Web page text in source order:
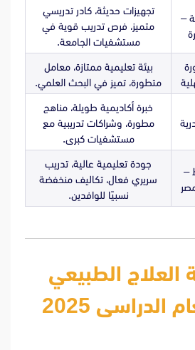
–
تجهيزات حديثة، كادر تدريسي
متميز، فرص تدريب قوية في
مستشفيات الجامعة.
بيئة تعليمية ممتازة، معامل
متطورة، تميز في البحث العلمي.
خبرة أكاديمية طويلة، مناهج
مطورة، وشراكات تدريبية مع
مستشفيات كبرى.
–
جودة تعليمية عالية، تدريب
سريري فعال، تكاليف منخفضة
نسبيًا للوافدين.
الطبيعي
في مصر للعام الدراسى 2025